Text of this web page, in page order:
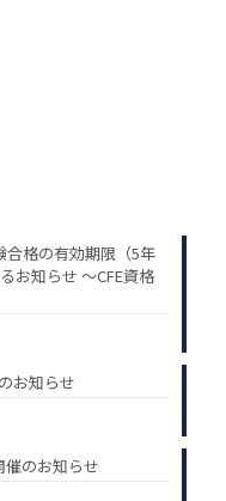
合格の有効期限（5年
お知らせ ～CFE資格
お知らせ
催のお知らせ